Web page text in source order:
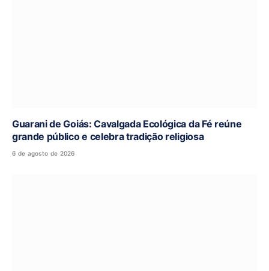
Guarani de Goiás: Cavalgada Ecológica da Fé reúne
grande público e celebra tradição religiosa
6 de agosto de 2026